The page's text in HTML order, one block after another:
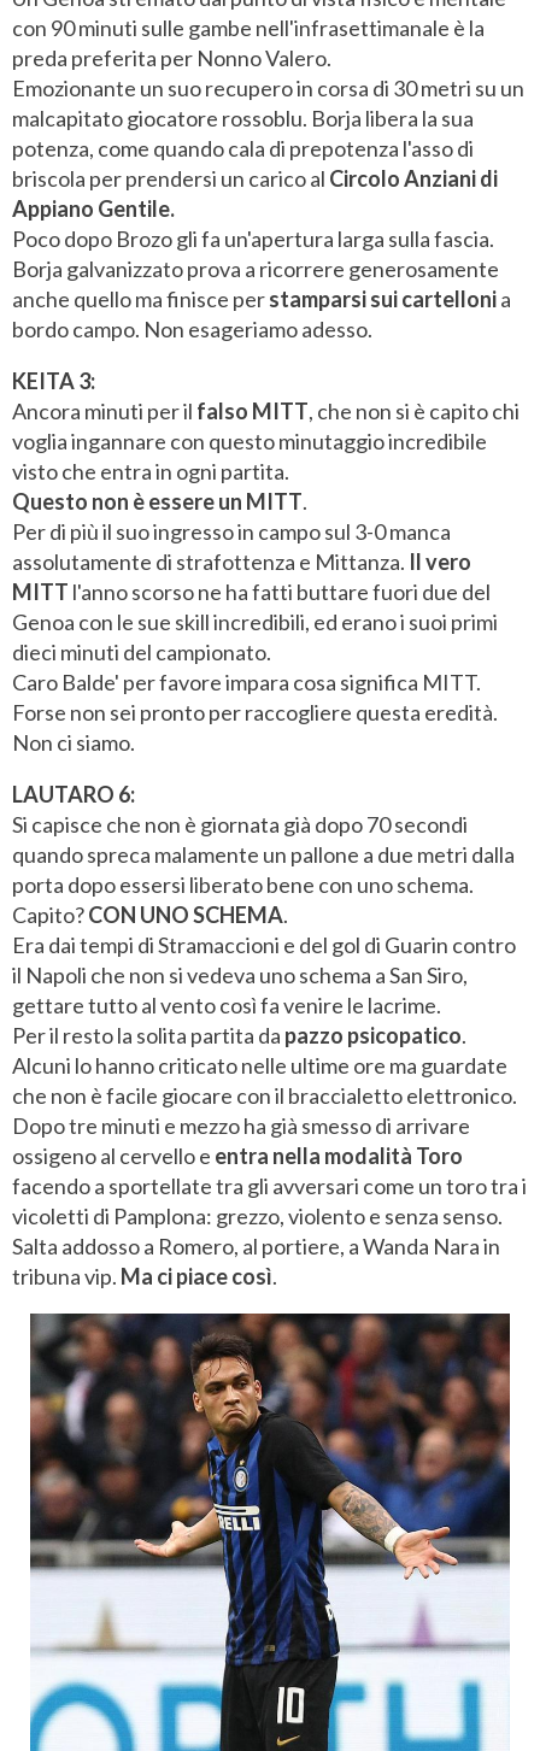
con 90 minuti sulle gambe nell'infrasettimanale è la
preda preferita per Nonno Valero.
Emozionante un suo recupero in corsa di 30 metri su un
malcapitato giocatore rossoblu. Borja libera la sua
potenza, come quando cala di prepotenza l'asso di
briscola per prendersi un carico al Circolo Anziani di
Appiano Gentile.
Poco dopo Brozo gli fa un'apertura larga sulla fascia.
Borja galvanizzato prova a ricorrere generosamente
anche quello ma finisce perstamparsi sui cartellonia
bordo campo. Non esageriamo adesso.
KEITA 3:
Ancora minuti per il falso MITT, che non si è capito chi
voglia ingannare con questo minutaggio incredibile
visto che entra in ogni partita.
Questo non è essere un MITT.
Per di più il suo ingresso in campo sul 3-0 manca
assolutamente di strafottenza e Mittanza. Il vero
MITT l'anno scorso ne ha fatti buttare fuori due del
Genoa con le sue skill incredibili, ed erano i suoi primi
dieci minuti del campionato.
Caro Balde' per favore impara cosa significa MITT.
Forse non sei pronto per raccogliere questa eredità.
Non ci siamo.
LAUTARO 6:
Si capisce che non è giornata già dopo 70 secondi
quando spreca malamente un pallone a due metri dalla
porta dopo essersi liberato bene con uno schema.
Capito?CON UNO SCHEMA.
Era dai tempi di Stramaccioni e del gol di Guarin contro
il Napoli che non si vedeva uno schema a San Siro,
gettare tutto al vento così fa venire le lacrime.
Per il resto la solita partita da pazzo psicopatico.
Alcuni lo hanno criticato nelle ultime ore ma guardate
che non è facile giocare con il braccialetto elettronico.
Dopo tre minuti e mezzo ha già smesso di arrivare
ossigeno al cervello e entra nella modalità Toro
facendo a sportellate tra gli avversari come un toro tra i
vicoletti di Pamplona: grezzo, violento e senza senso.
Salta addosso a Romero, al portiere, a Wanda Nara in
tribuna vip. Ma ci piace così.